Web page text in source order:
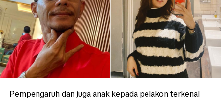
Pempengaruh dan juga anak kepada pelakon terkenal